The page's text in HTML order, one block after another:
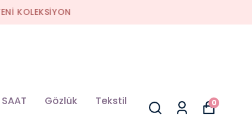
SAAT Gözlük Tekstil 0